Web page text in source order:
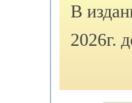
В
2026г.